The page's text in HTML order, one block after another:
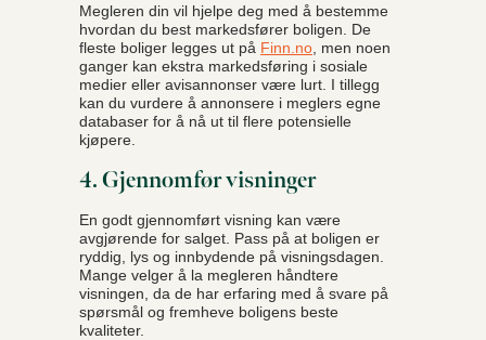
Megleren din vil hjelpe deg med å bestemme
hvordan du best markedsfører boligen. De
fleste boliger legges ut på Finn.no , men noen
ganger kan ekstra markedsføring i sosiale
medier eller avisannonser være lurt. I tillegg
kan du vurdere å annonsere i meglers egne
databaser for å nå ut til flere potensielle
kjøpere.
4. Gjennomfør visninger
En godt gjennomført visning kan være
avgjørende for salget. Pass på at boligen er
ryddig, lys og innbydende på visningsdagen.
Mange velger å la megleren håndtere
visningen, da de har erfaring med å svare på
spørsmål og fremheve boligens beste
kvaliteter.